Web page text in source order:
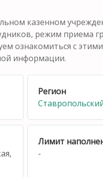
казенном
режим
ознакомиться с
информации.
Регион
Лимит
-